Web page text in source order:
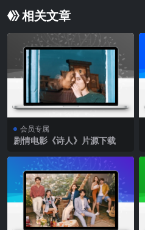
相关文章
会员专属
剧情电影《诗人》片源下载